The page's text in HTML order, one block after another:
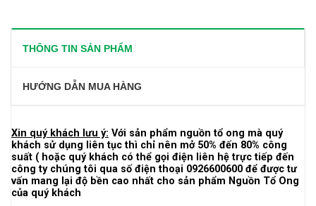
THÔNG TIN SẢN PHẨM
HƯỚNG DẪN MUA HÀNG
Xin quý khách lưu ý: Với sản phẩm nguồn tổ ong mà quý
khách sử dụng liên tục thì chỉ nên mở 50% đến 80% công
suất ( hoặc quý khách có thể gọi điện liên hệ trực tiếp đến
công ty chúng tôi qua số điện thoại 0926600600 để được tư
vấn mang lại độ bền cao nhất cho sản phẩm Nguồn Tổ Ong
của quý khách